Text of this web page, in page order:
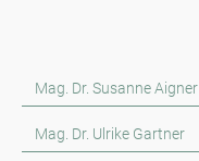
Mag. Dr. Susanne Aigner
Mag. Dr. Ulrike Gartner